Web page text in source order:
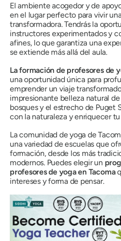
El ambiente acogedor y de
en el lugar perfecto para vivir
transformadora. Tendrás la
instructores experimentados y
afines, lo que garantiza una
se extiende más allá del aula.
La formación de profesores de
una oportunidad única para
emprender un viaje
impresionante belleza natural
bosques y el estrecho de Puget
con la naturaleza y enriquecer
La comunidad de yoga de
una variedad de escuelas que
formación, desde los más
modernos. Puedes elegir un
profesores de yoga en Tacoma
intereses y forma de pensar.